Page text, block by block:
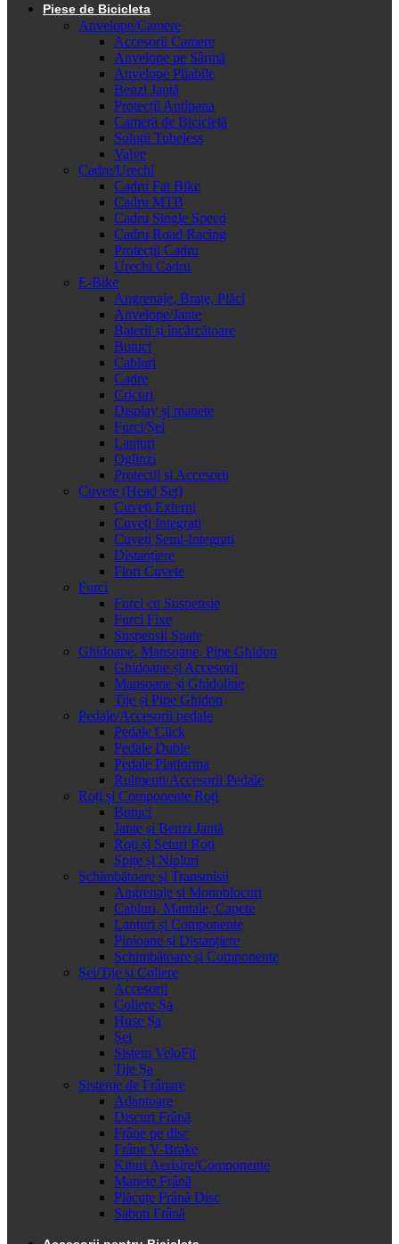
Piese de Bicicleta
Anvelope/Camere
Accesorii Camere
Anvelope pe Sârmă
Anvelope Pliabile
Benzi Jantă
Protecții Antipana
Cameră de Bicicletă
Soluții Tubeless
Valve
Cadre/Urechi
Cadru Fat Bike
Cadru MTB
Cadru Single Speed
Cadru Road Racing
Protecții Cadru
Urechi Cadru
E-Bike
Angrenaje, Brațe, Plăci
Anvelope/Jante
Baterii și încărcătoare
Butuci
Cabluri
Cadre
Cricuri
Display și manete
Furci/Șei
Lanțuri
Oglinzi
Protectii si Accesorii
Cuvete (Head Set)
Cuveți Externi
Cuveți Integrați
Cuveți Semi-Integrați
Distanțiere
Flori Cuvete
Furci
Furci cu Suspensie
Furci Fixe
Suspensii Spate
Ghidoane, Mansoane, Pipe Ghidon
Ghidoane și Accesorii
Mansoane și Ghidoline
Tije și Pipe Ghidon
Pedale/Accesorii pedale
Pedale Click
Pedale Duble
Pedale Platforma
Rulmenti/Accesorii Pedale
Roți și Componente Roți
Butuci
Jante și Benzi Jantă
Roți și Seturi Roți
Spițe și Nipluri
Schimbătoare și Transmisii
Angrenaje și Monoblocuri
Cabluri, Mantale, Capete
Lanțuri și Componente
Pinioane și Distanțiere
Schimbătoare și Componente
Șei/Tije și Coliere
Accesorii
Coliere Șa
Huse Șa
Șei
Sistem VeloFit
Tije Șa
Sisteme de Frânare
Adaptoare
Discuri Frână
Frâne pe disc
Frâne V-Brake
Kituri Aerisire/Componente
Manete Frână
Plăcuțe Frână Disc
Saboti Frână